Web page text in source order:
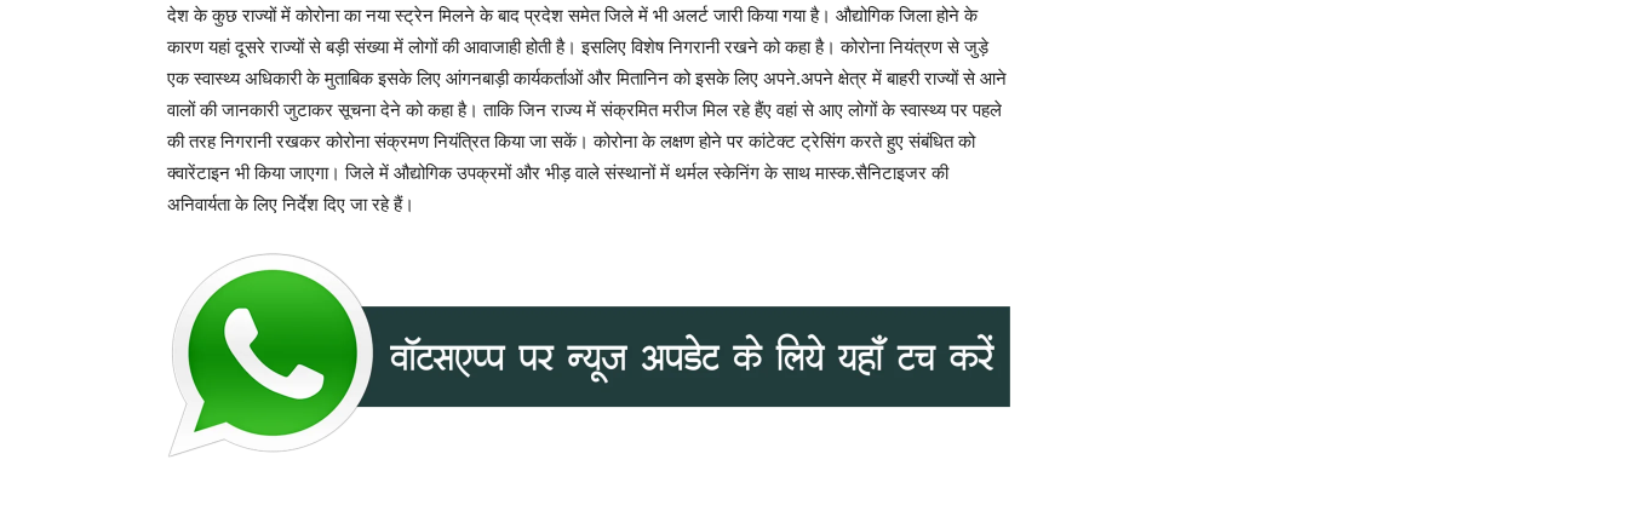
देश के कुछ राज्यों में कोरोना का नया स्ट्रेन मिलने के बाद प्रदेश समेत जिले में भी अलर्ट जारी किया गया है। औद्योगिक जिला होने के
कारण यहां दूसरे राज्यों से बड़ी संख्या में लोगों की आवाजाही होती है। इसलिए विशेष निगरानी रखने को कहा है। कोरोना नियंत्रण से जुड़े
एक स्वास्थ्य अधिकारी के मुताबिक इसके लिए आंगनबाड़ी कार्यकर्ताओं और मितानिन को इसके लिए अपने.अपने क्षेत्र में बाहरी राज्यों से आने
वालों की जानकारी जुटाकर सूचना देने को कहा है। ताकि जिन राज्य में संक्रमित मरीज मिल रहे हैंए वहां से आए लोगों के स्वास्थ्य पर पहले
की तरह निगरानी रखकर कोरोना संक्रमण नियंत्रित किया जा सकें। कोरोना के लक्षण होने पर कांटेक्ट ट्रेसिंग करते हुए संबंधित को
क्वारेंटाइन भी किया जाएगा। जिले में औद्योगिक उपक्रमों और भीड़ वाले संस्थानों में थर्मल स्केनिंग के साथ मास्क.सैनिटाइजर की
अनिवार्यता के लिए निर्देश दिए जा रहे हैं।